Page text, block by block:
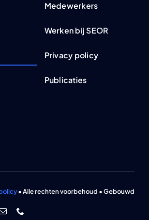
Medewerkers
Werken bij SEOR
Privacy policy
Publicaties
• Alle rechten voorbehoud • Gebouwd